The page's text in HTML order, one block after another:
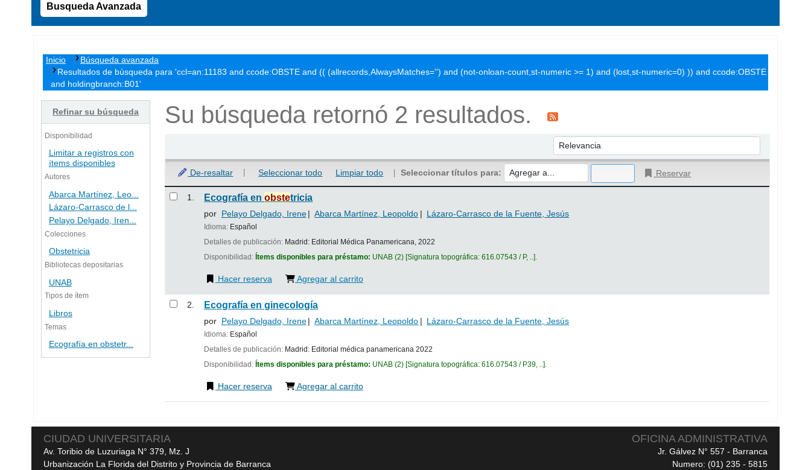
Busqueda Avanzada
Inicio
Búsqueda avanzada
Resultados de búsqueda para 'ccl=an:11183 and ccode:OBSTE and (( (allrecords,AlwaysMatches='') and (not-onloan-count,st-numeric >= 1) and (lost,st-numeric=0) )) and ccode:OBSTE
and holdingbranch:B01'
Refinar su búsqueda
Disponibilidad
Limitar a registros con
ítems disponibles
Autores
Abarca Martínez, Leo...
Lázaro-Carrasco de l...
Pelayo Delgado, Iren...
Colecciones
Obstetricia
Bibliotecas depositarias
UNAB
Tipos de ítem
Libros
Temas
Ecografía en obstetr...
Su búsqueda retornó 2 resultados.
Ordenar por:
De-resaltar Seleccionar todo Limpiar todo Seleccionar títulos para: Reservar
Resultados
1. Ecografía enobstetricia
por Pelayo Delgado, Irene Abarca Martínez, Leopoldo Lázaro-Carrasco de la Fuente, Jesús
Idioma: Español
Detalles de publicación: Madrid: Editorial Médica Panamericana, 2022
Disponibilidad: Ítems disponibles para préstamo: UNAB (2) Signatura topográfica:616.07543 / P, .. .
Hacer reserva Agregar al carrito
2. Ecografía en ginecología
por Pelayo Delgado, Irene Abarca Martínez, Leopoldo Lázaro-Carrasco de la Fuente, Jesús
Idioma: Español
Detalles de publicación: Madrid: Editorial médica panamericana 2022
Disponibilidad: Ítems disponibles para préstamo: UNAB (2) Signatura topográfica:616.07543 / P39, .. .
Hacer reserva Agregar al carrito
CIUDAD UNIVERSITARIA
Av. Toribio de Luzuriaga N° 379, Mz. J
Urbanización La Florida del Distrito y Provincia de Barranca
OFICINA ADMINISTRATIVA
Jr. Gálvez N° 557 - Barranca
Numero: (01) 235 - 5815